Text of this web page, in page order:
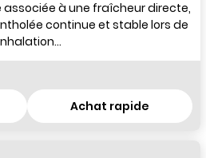
à une fraîcheur directe,
continue et stable lors de
Achat rapide